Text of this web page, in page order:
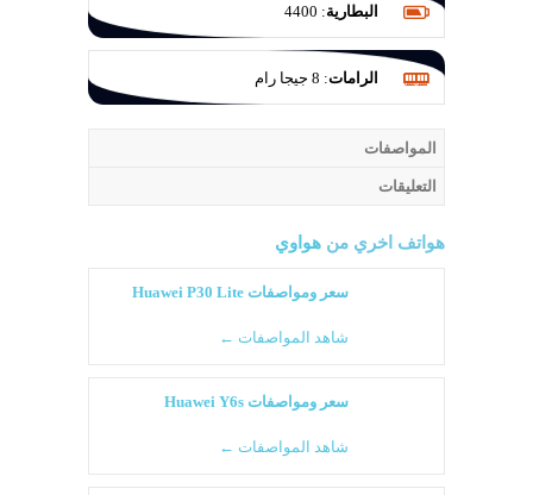
بفتحة عدسة F/1.8
البطارية:
4400
الرامات: 8 جيجا رام
المواصفات
التعليقات
هواتف اخري من هواوي
سعر ومواصفات Huawei P30 Lite
شاهد المواصفات ←
سعر ومواصفات Huawei Y6s
شاهد المواصفات ←